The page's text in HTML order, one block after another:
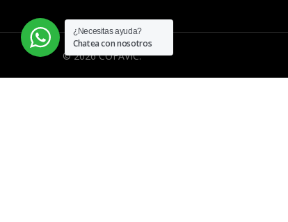
© 2026 COFAVIC.
¿Necesitas ayuda?
Chatea con nosotros